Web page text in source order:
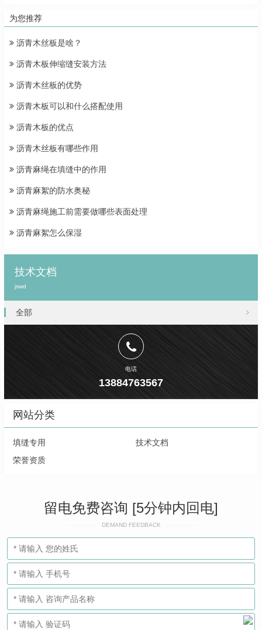
为您推荐
沥青木丝板是啥？
沥青木板伸缩缝安装方法
沥青木丝板的优势
沥青木板可以和什么搭配使用
沥青木板的优点
沥青木丝板有哪些作用
沥青麻绳在填缝中的作用
沥青麻絮的防水奥秘
沥青麻绳施工前需要做哪些表面处理
沥青麻絮怎么保湿
技术文档
jswd
全部
电话
13884763567
网站分类
填缝专用
技术文档
荣誉资质
留电免费咨询 [5分钟内回电]
DEMAND FEEDBACK